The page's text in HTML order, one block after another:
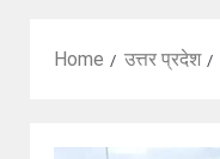
Home उत्तर प्रदेश